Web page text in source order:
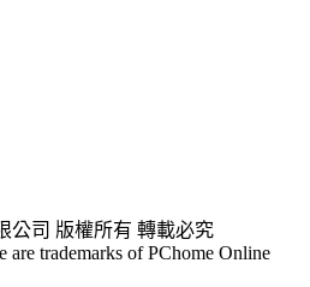
公司 版權所有 轉載必究
are trademarks of PChome Online